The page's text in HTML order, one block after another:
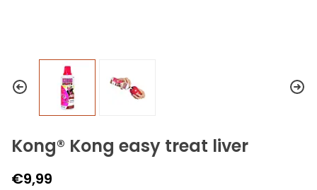
Kong® Kong easy treat liver
€9,99